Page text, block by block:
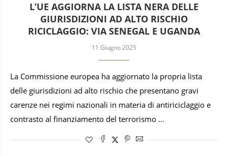
L’UE AGGIORNA LA LISTA NERA DELLE
GIURISDIZIONI AD ALTO RISCHIO
RICICLAGGIO: VIA SENEGAL E UGANDA
11 Giugno 2025
La Commissione europea ha aggiornato la propria lista
delle giurisdizioni ad alto rischio che presentano gravi
carenze nei regimi nazionali in materia di antiriciclaggio e
contrasto al finanziamento del terrorismo …